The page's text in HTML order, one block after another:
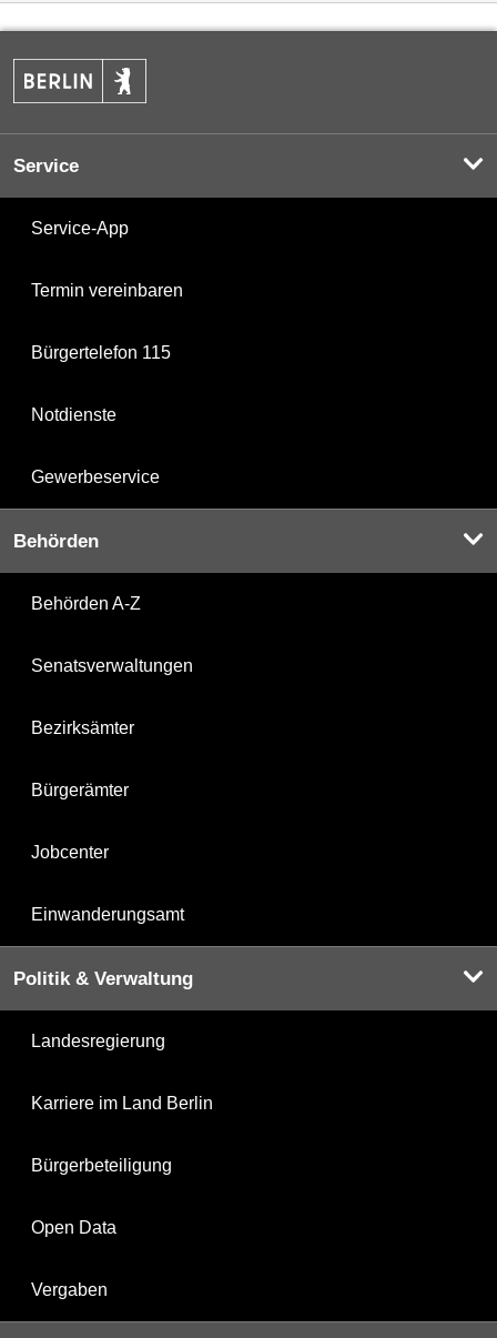
Service
Service-App
Termin vereinbaren
Bürgertelefon 115
Notdienste
Gewerbeservice
Behörden
Behörden A-Z
Senatsverwaltungen
Bezirksämter
Bürgerämter
Jobcenter
Einwanderungsamt
Politik & Verwaltung
Landesregierung
Karriere im Land Berlin
Bürgerbeteiligung
Open Data
Vergaben